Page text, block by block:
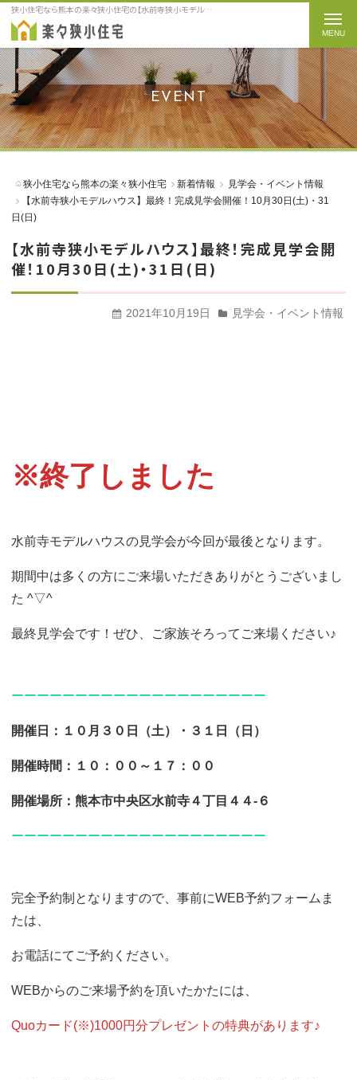
狭小住宅なら熊本の楽々狭小住宅の【水前寺狭小モデルハウス】最終！完成見学会開催！10月30日(土)・31日(日)をご紹介
EVENT
狭小住宅なら熊本の楽々狭小住宅 新着情報
見学会・イベント情報
【水前寺狭小モデルハウス】最終！完成見学会開催！10月30日(土)・31
日(日)
【水前寺狭小モデルハウス】最終！完成見学会開
催！10月30日(土)・31日(日)
2021年10月19日 見学会・イベント情報
※終了しました
水前寺モデルハウスの見学会が今回が最後となります。
期間中は多くの方にご来場いただきありがとうございまし
た ^▽^
最終見学会です！ぜひ、ご家族そろってご来場ください♪
ーーーーーーーーーーーーーーーーーーーー
開催日：１０月３０日（土）・３１日（日）
開催時間：１０：００～１７：００
開催場所：熊本市中央区水前寺４丁目４４-６
ーーーーーーーーーーーーーーーーーーーー
完全予約制となりますので、事前にWEB予約フォームま
たは、
お電話にてご予約ください。
WEBからのご来場予約を頂いたかたには、
Quoカード(※)1000円分プレゼントの特典があります♪
t
o
g
g
l
e
n
a